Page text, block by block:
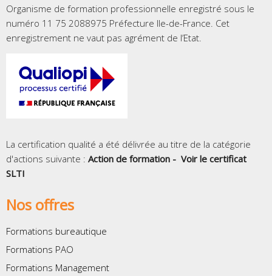
Organisme de formation professionnelle enregistré sous le
numéro 11 75 2088975 Préfecture Ile-de-France. Cet
enregistrement ne vaut pas agrément de l’Etat.
La certification qualité a été délivrée au titre de la catégorie
d'actions suivante : Action de formation - Voir le certificat
SLTI
Nos offres
Formations bureautique
Formations PAO
Formations Management